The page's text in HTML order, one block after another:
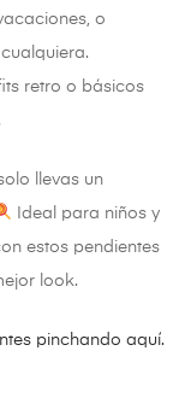
o
retro o básicos
solo llevas un
Ideal para niños y
estos pendientes
look.
pinchando aquí.